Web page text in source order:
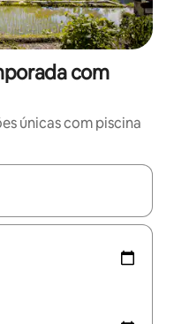
com
únicas com piscina
explore-os